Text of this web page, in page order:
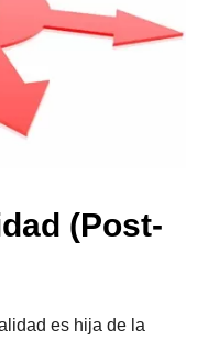
(Post-
es hija de la